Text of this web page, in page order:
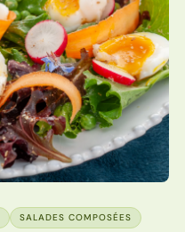
SALADES COMPOSÉES